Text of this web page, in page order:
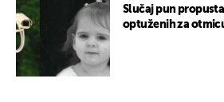
Slučaj pun
optuženih za